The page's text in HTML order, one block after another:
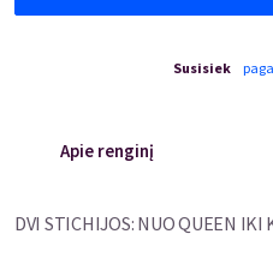
Susisiek
Apie renginį
DVI STICHIJOS: NUO QUEEN IKI